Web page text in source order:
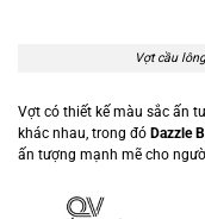
Vợt cầu
Vợt có thiết kế màu sắc ấn
khác nhau, trong đó Dazzle
ấn tượng mạnh mẽ cho